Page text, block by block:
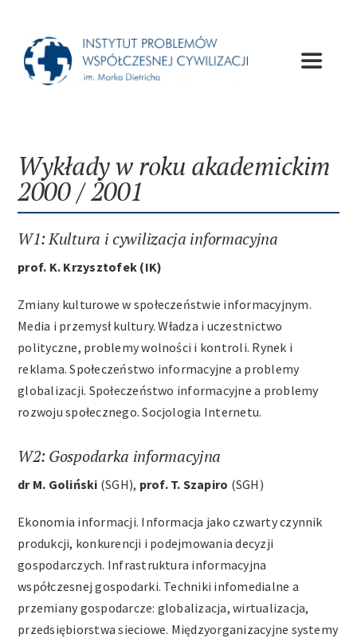
zawartości
Toggle
Wydawnictwa
Konferencje
Apele
Archiwum
Wykłady w roku akademickim
2000 / 2001
W1: Kultura i cywilizacja informacyjna
prof. K. Krzysztofek (IK)
Zmiany kulturowe w społeczeństwie informacyjnym.
Media i przemysł kultury. Władza i uczestnictwo
polityczne, problemy wolności i kontroli. Rynek i
reklama. Społeczeństwo informacyjne a problemy
globalizacji. Społeczeństwo informacyjne a problemy
rozwoju społecznego. Socjologia Internetu.
W2: Gospodarka informacyjna
dr M. Goliński (SGH), prof. T. Szapiro (SGH)
Ekonomia informacji. Informacja jako czwarty czynnik
produkcji, konkurencji i podejmowania decyzji
gospodarczych. Infrastruktura informacyjna
współczesnej gospodarki. Techniki infomedialne a
przemiany gospodarcze: globalizacja, wirtualizacja,
przedsiębiorstwa sieciowe. Międzyorganizacyjne systemy